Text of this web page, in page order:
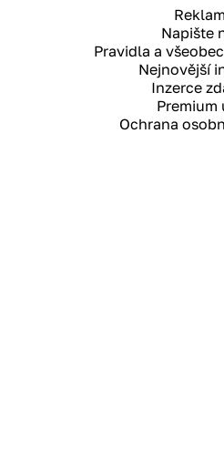
Napište
Pravidla a
Nejnovější
Inzerce
Premium
Ochrana